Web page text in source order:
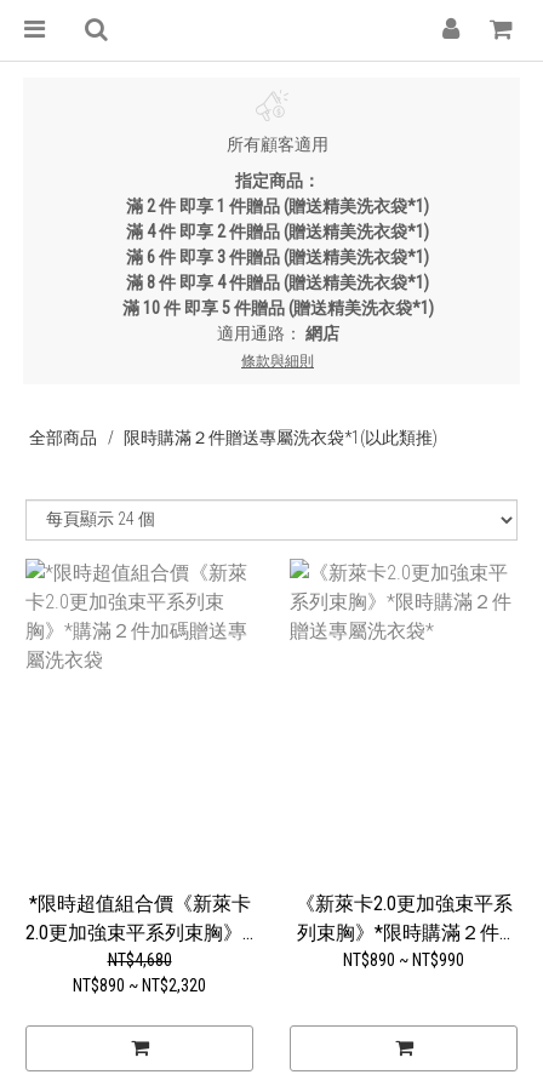
所有顧客適用
指定商品：
滿 2 件 即享 1 件贈品 (贈送精美洗衣袋*1)
滿 4 件 即享 2 件贈品 (贈送精美洗衣袋*1)
滿 6 件 即享 3 件贈品 (贈送精美洗衣袋*1)
滿 8 件 即享 4 件贈品 (贈送精美洗衣袋*1)
滿 10 件 即享 5 件贈品 (贈送精美洗衣袋*1)
適用通路： 網店
條款與細則
全部商品 限時購滿２件贈送專屬洗衣袋*1(以此類推)
*限時超值組合價《新萊卡
2.0更加強束平系列束胸》...
NT$4,680
NT$890 ~ NT$2,320
《新萊卡2.0更加強束平系
列束胸》*限時購滿２件...
NT$890 ~ NT$990